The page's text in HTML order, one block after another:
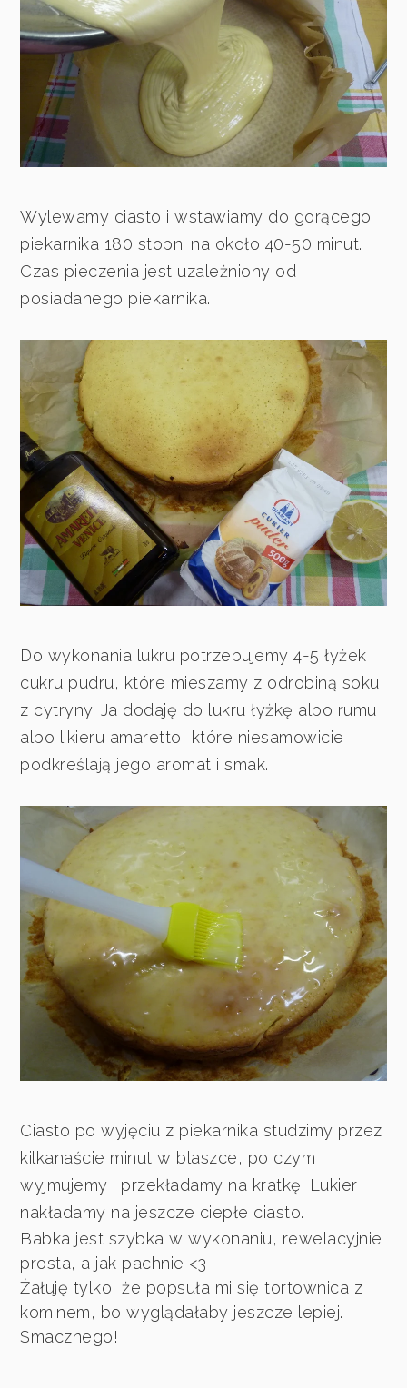
Wylewamy ciasto i wstawiamy do gorącego
piekarnika 180 stopni na około 40-50 minut.
Czas pieczenia jest uzależniony od
posiadanego piekarnika.
Do wykonania lukru potrzebujemy 4-5 łyżek
cukru pudru, które mieszamy z odrobiną soku
z cytryny. Ja dodaję do lukru łyżkę albo rumu
albo likieru amaretto, które niesamowicie
podkreślają jego aromat i smak.
Ciasto po wyjęciu z piekarnika studzimy przez
kilkanaście minut w blaszce, po czym
wyjmujemy i przekładamy na kratkę. Lukier
nakładamy na jeszcze ciepłe ciasto.
Babka jest szybka w wykonaniu, rewelacyjnie
prosta, a jak pachnie <3
Żałuję tylko, że popsuła mi się tortownica z
kominem, bo wyglądałaby jeszcze lepiej.
Smacznego!